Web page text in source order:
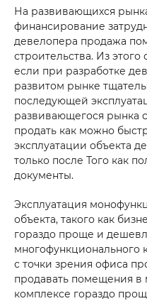
На развивающихся
финансирование
девелопера продажа
строительства. Из
если при разработке
развитом рынке
последующей
развивающегося рынка
продать как можно
эксплуатации объекта
только после Того как
документы.
Эксплуатация
объекта, такого как
гораздо проще и
многофункционального
с точки зрения офиса
продавать помещения
комплексе гораздо